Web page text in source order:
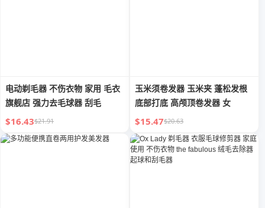
电动剃毛器 不伤衣物 家用 毛衣
旗舰店 强力去毛球器 刮毛
$16.43$21.91
玉米须卷发器 玉米夹 蓬松发根
底部打底 高颅顶卷发器 女
$15.47$20.63